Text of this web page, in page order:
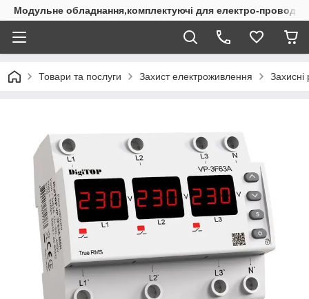
Модульне обладнання,комплектуючі для електро-проводки
Товари та послуги Захист електроживлення